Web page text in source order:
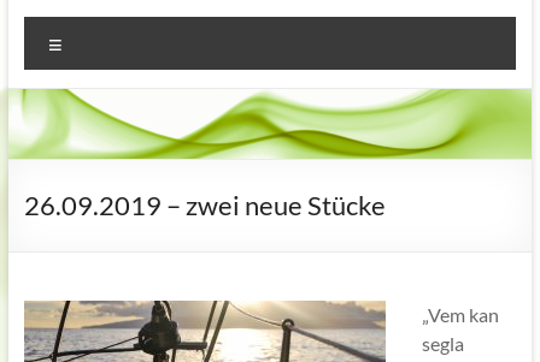
TonArt
–
gospel
&
more
Mein Chor
in
Hannover-
Linden
26.09.2019 – zwei neue Stücke
„Vem kan
segla